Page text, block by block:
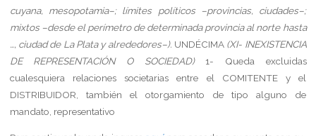
cuyana, mesopotamia–; límites políticos –provincias, ciudades–;
mixtos –desde el perímetro de determinada provincia al norte hasta
…, ciudad de La Plata y alrededores–). UNDÉCIMA (XI- INEXISTENCIA
DE REPRESENTACIÓN O SOCIEDAD) 1- Queda excluidas
cualesquiera relaciones societarias entre el COMITENTE y el
DISTRIBUIDOR, también el otorgamiento de tipo alguno de
mandato, representativo